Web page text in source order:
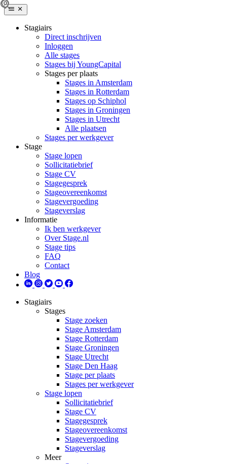
Stagiairs
Direct inschrijven
Inloggen
Alle stages
Stages bij YoungCapital
Stages per plaats
Stages in Amsterdam
Stages in Rotterdam
Stages op Schiphol
Stages in Groningen
Stages in Utrecht
Alle plaatsen
Stages per werkgever
Stage
Stage lopen
Sollicitatiebrief
Stage CV
Stagegesprek
Stageovereenkomst
Stagevergoeding
Stageverslag
Informatie
Ik ben werkgever
Over Stage.nl
Stage tips
FAQ
Contact
Blog
Stagiairs
Stages
Stage zoeken
Stage Amsterdam
Stage Rotterdam
Stage Groningen
Stage Utrecht
Stage Den Haag
Stage per plaats
Stages per werkgever
Stage lopen
Sollicitatiebrief
Stage CV
Stagegesprek
Stageovereenkomst
Stagevergoeding
Stageverslag
Meer